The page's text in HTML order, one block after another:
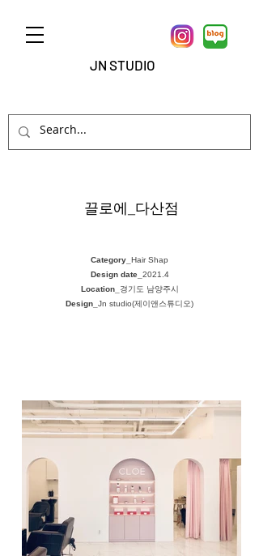
JN STUDIO
끌로에_다산점
Category_ Hair Shap
Design date_ 2021.4
Location_
경기도 남양주시
Design_ Jn studio(제이앤스튜디오)